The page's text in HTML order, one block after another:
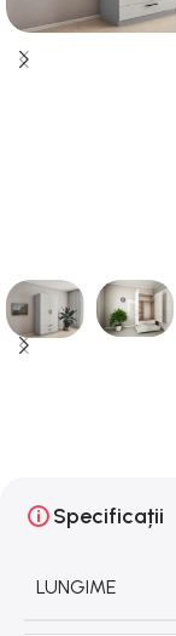
Specificații
LUNGIME